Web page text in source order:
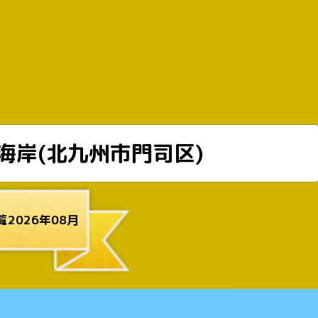
岸(北九州市門司区)
2026年08月